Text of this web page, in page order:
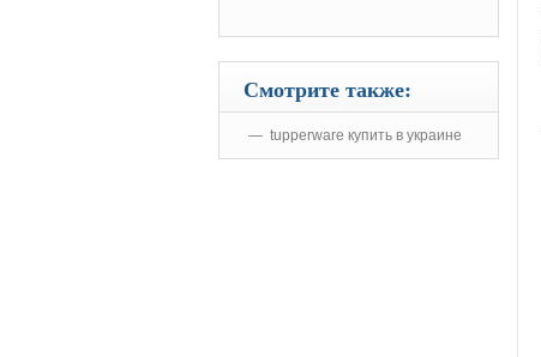
Смотрите также:
tupperware купить в украине